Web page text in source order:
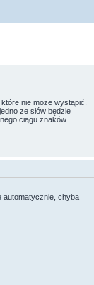
nie może wystąpić.
ze słów będzie
ciągu znaków.
automatycznie, chyba